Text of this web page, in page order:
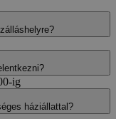
ig
háziállattal?